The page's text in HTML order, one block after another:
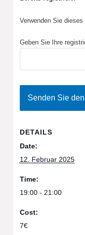
DETAILS
Date:
12. Februar 2025
Time:
19:00 - 21:00
Cost:
7€
Verwenden Sie
Geben Sie Ihre